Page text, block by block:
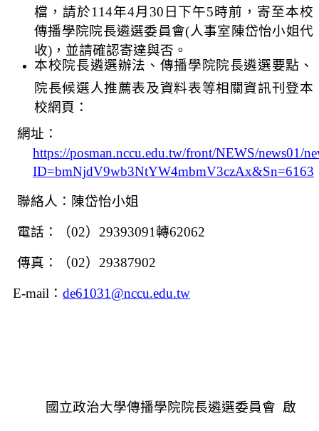
檔，請於114年4月30日下午5時前，寄至本校
傳播學院院長遴選委員會(人事室陳岱怡小姐代
收)，並請確認寄達與否。
本校院長遴選辦法 、 傳播學院院長遴選要點 、
院長候選人推薦表及資料表等相關資訊刊登本
校網頁：
網址：
https://posman.nccu.edu.tw/front/NEWS/news01/
ID=bmNjdV9wb3NtYW4mbmV3czAx&Sn=6163
聯絡人：陳岱怡小姐
電話：（02）29393091轉62062
傳真：（02）29387902
E-mail ： de61031@nccu.edu.tw
國立政治大學傳播學院院長遴選委員會 啟